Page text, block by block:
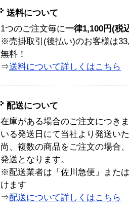
送料について
1つのご注文毎に一律1,100円(税
※売掛取引(後払い)のお客様は
無料！
⇒送料について詳しくはこちら
配送について
在庫がある場合のご注文につき
いる発送日にて当社より発送い
尚、複数の商品をご注文の場合
発送となります。
※配送業者は「佐川急便」また
けます
⇒配送について詳しくはこちら